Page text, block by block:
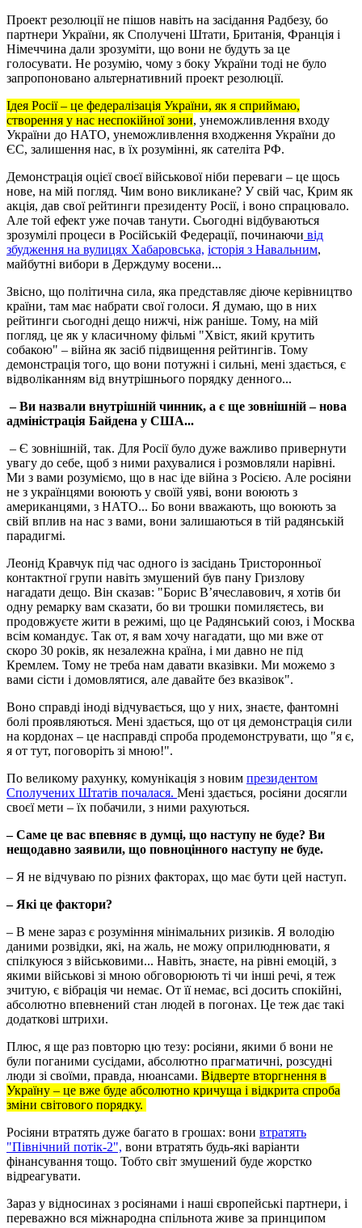
Проект резолюції не пішов навіть на засідання Радбезу, бо
партнери України, як Сполучені Штати, Британія, Франція і
Німеччина дали зрозуміти, що вони не будуть за це
голосувати. Не розумію, чому з боку України тоді не було
запропоновано альтернативний проект резолюції.
Ідея Росії – це федералізація України, як я сприймаю,
створення у нас неспокійної зони, унеможливлення входу
України до НАТО, унеможливлення входження України до
ЄС, залишення нас, в їх розумінні, як сателіта РФ.
Демонстрація оцієї своєї військової ніби переваги – це щось
нове, на мій погляд. Чим воно викликане? У свій час, Крим як
акція, дав свої рейтинги президенту Росії, і воно спрацювало.
Але той ефект уже почав танути. Сьогодні відбуваються
зрозумілі процеси в Російській Федерації, починаючи від
збудження на вулицях Хабаровська, історія з Навальним,
майбутні вибори в Держдуму восени...
Звісно, що політична сила, яка представляє діюче керівництво
країни, там має набрати свої голоси. Я думаю, що в них
рейтинги сьогодні дещо нижчі, ніж раніше. Тому, на мій
погляд, це як у класичному фільмі "Хвіст, який крутить
собакою" – війна як засіб підвищення рейтингів. Тому
демонстрація того, що вони потужні і сильні, мені здається, є
відволіканням від внутрішнього порядку денного...
– Ви назвали внутрішній чинник, а є ще зовнішній – нова
адміністрація Байдена у США...
– Є зовнішній, так. Для Росії було дуже важливо привернути
увагу до себе, щоб з ними рахувалися і розмовляли нарівні.
Ми з вами розуміємо, що в нас іде війна з Росією. Але росіяни
не з українцями воюють у своїй уяві, вони воюють з
американцями, з НАТО... Бо вони вважають, що воюють за
свій вплив на нас з вами, вони залишаються в тій радянській
парадигмі.
Леонід Кравчук під час одного із засідань Тристоронньої
контактної групи навіть змушений був пану Гризлову
нагадати дещо. Він сказав: "Борис В’ячеславович, я хотів би
одну ремарку вам сказати, бо ви трошки помиляєтесь, ви
продовжуєте жити в режимі, що це Радянський союз, і Москва
всім командує. Так от, я вам хочу нагадати, що ми вже от
скоро 30 років, як незалежна країна, і ми давно не під
Кремлем. Тому не треба нам давати вказівки. Ми можемо з
вами сісти і домовлятися, але давайте без вказівок".
Воно справді іноді відчувається, що у них, знаєте, фантомні
болі проявляються. Мені здається, що от ця демонстрація сили
на кордонах – це насправді спроба продемонструвати, що "я є,
я от тут, поговоріть зі мною!".
По великому рахунку, комунікація з новим президентом
Сполучених Штатів почалася. Мені здається, росіяни досягли
своєї мети – їх побачили, з ними рахуються.
– Саме це вас впевняє в думці, що наступу не буде? Ви
нещодавно заявили, що повноцінного наступу не буде.
– Я не відчуваю по різних факторах, що має бути цей наступ.
– Які це фактори?
– В мене зараз є розуміння мінімальних ризиків. Я володію
даними розвідки, які, на жаль, не можу оприлюднювати, я
спілкуюся з військовими... Навіть, знаєте, на рівні емоцій, з
якими військові зі мною обговорюють ті чи інші речі, я теж
зчитую, є вібрація чи немає. От її немає, всі досить спокійні,
абсолютно впевнений стан людей в погонах. Це теж дає такі
додаткові штрихи.
Плюс, я ще раз повторю цю тезу: росіяни, якими б вони не
були поганими сусідами, абсолютно прагматичні, розсудні
люди зі своїми, правда, нюансами. Відверте вторгнення в
Україну – це вже буде абсолютно кричуща і відкрита спроба
зміни світового порядку.
Росіяни втратять дуже багато в грошах: вони втратять
"Північний потік-2", вони втратять будь-які варіанти
фінансування тощо. Тобто світ змушений буде жорстко
відреагувати.
Зараз у відносинах з росіянами і наші європейські партнери, і
переважно вся міжнародна спільнота живе за принципом